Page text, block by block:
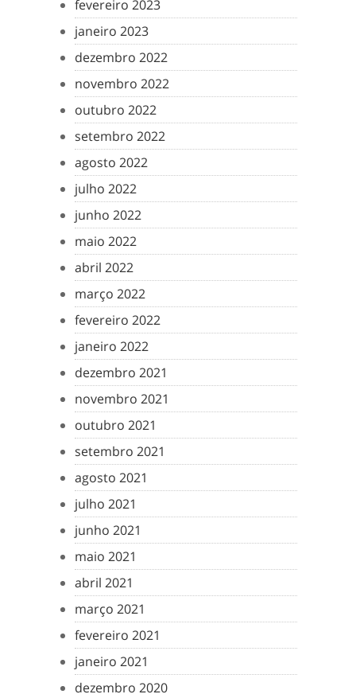
fevereiro 2023
janeiro 2023
dezembro 2022
novembro 2022
outubro 2022
setembro 2022
agosto 2022
julho 2022
junho 2022
maio 2022
abril 2022
março 2022
fevereiro 2022
janeiro 2022
dezembro 2021
novembro 2021
outubro 2021
setembro 2021
agosto 2021
julho 2021
junho 2021
maio 2021
abril 2021
março 2021
fevereiro 2021
janeiro 2021
dezembro 2020